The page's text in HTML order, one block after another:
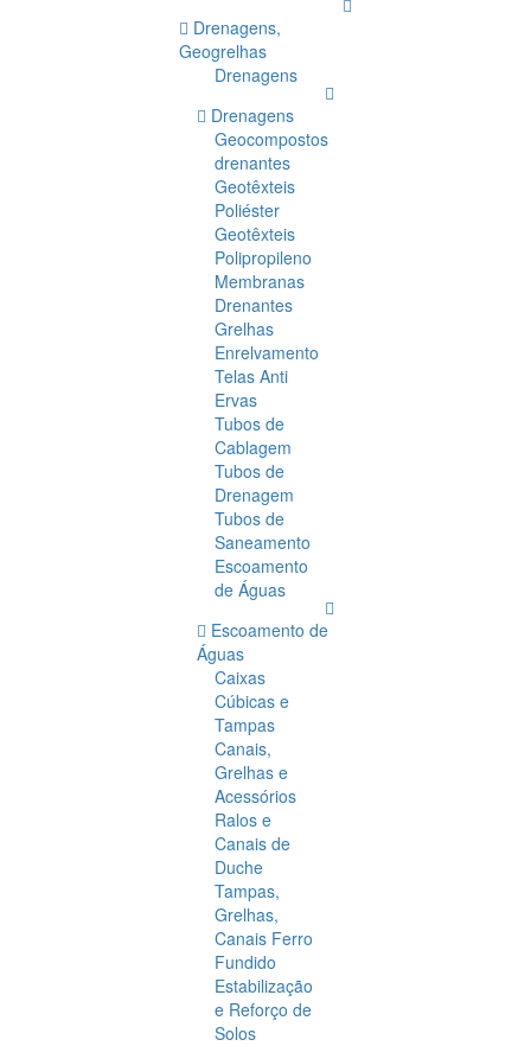
Drenagens,
Geogrelhas
Drenagens
Drenagens
Geocompostos
drenantes
Geotêxteis
Poliéster
Geotêxteis
Polipropileno
Membranas
Drenantes
Grelhas
Enrelvamento
Telas Anti
Ervas
Tubos de
Cablagem
Tubos de
Drenagem
Tubos de
Saneamento
Escoamento
de Águas
Escoamento de
Águas
Caixas
Cúbicas e
Tampas
Canais,
Grelhas e
Acessórios
Ralos e
Canais de
Duche
Tampas,
Grelhas,
Canais Ferro
Fundido
Estabilização
e Reforço de
Solos